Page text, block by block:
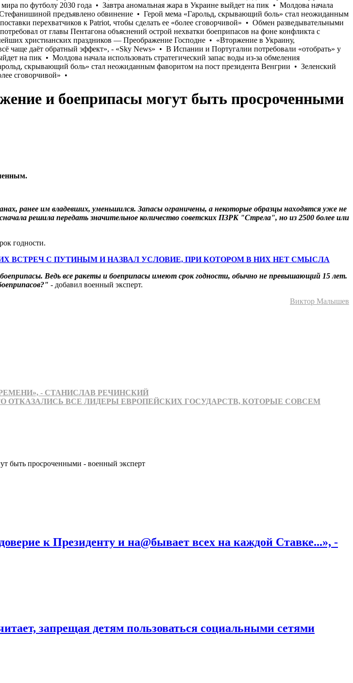
и боеприпасы могут быть просроченными
ранее им владевших, уменьшился. Запасы ограничены, а некоторые образцы находятся уже не
решила передать значительное количество советских ПЗРК "Стрела", но из 2500 более или
годности.
ВСТРЕЧ С ПУТИНЫМ И НАЗВАЛ УСЛОВИЕ, ПРИ КОТОРОМ В НИХ НЕТ СМЫСЛА
Ведь все ракеты и боеприпасы имеют срок годности, обычно не превышающий 15 лет.
- добавил военный эксперт.
Виктор Малышев
- СТАНИСЛАВ РЕЧИНСКИЙ
ВСЕ ЛИДЕРЫ ЕВРОПЕЙСКИХ ГОСУДАРСТВ, КОТОРЫЕ СОВСЕМ
быть просроченными - военный эксперт
к Президенту и на@бывает всех на каждой Ставке...», -
запрещая детям пользоваться социальными сетями